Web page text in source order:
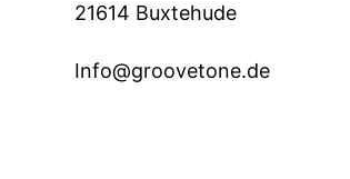
21614 Buxtehude
Info@groovetone.de